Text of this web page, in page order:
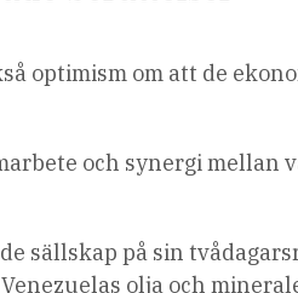
optimism om att de
och synergi mellan
sällskap på sin
olja och